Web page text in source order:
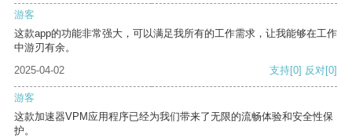
游客
这款app的功能非常强大，可以满足我所有的工作需求，让我能够在工作
中游刃有余。
2025-04-02
支持[0] 反对[0]
游客
这款加速器VPM应用程序已经为我们带来了无限的流畅体验和安全性保
护。